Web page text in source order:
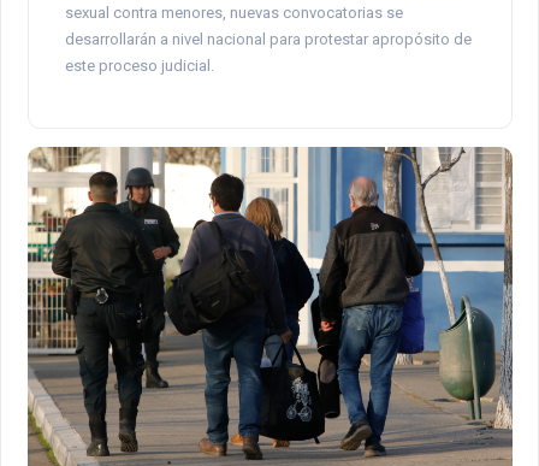
sexual contra menores, nuevas convocatorias se
desarrollarán a nivel nacional para protestar apropósito de
este proceso judicial.